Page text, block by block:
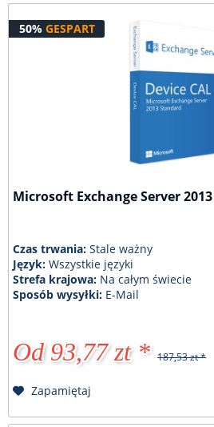
50% GESPART
Microsoft Exchange Server 2013
Czas trwania:Stale ważny
Język:Wszystkie języki
Strefa krajowa: Na całym świecie
Sposób wysyłki: E-Mail
Od 93,77 zt * 187,53 zt *
Zapamiętaj